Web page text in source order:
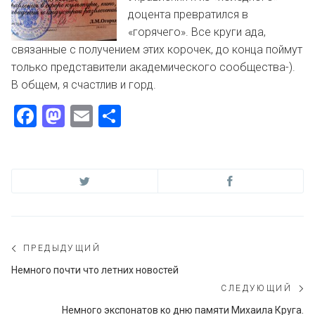
доцента превратился в
«горячего». Все круги ада,
связанные с получением этих корочек, до конца поймут
только представители академического сообщества-).
В общем, я счастлив и горд.
Facebook
Mastodon
Email
Навигация
по
ПРЕДЫДУЩИЙ
Предыдущий
Немного почти что летних новостей
СЛЕДУЮЩИЙ
Немного экспонатов ко дню памяти Михаила Круга.